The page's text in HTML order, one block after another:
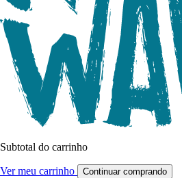
Subtotal do carrinho
Ver meu carrinho Continuar comprando